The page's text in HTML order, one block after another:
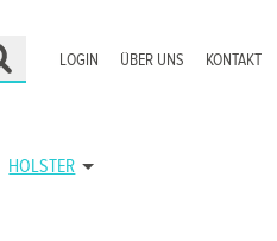
KONTAKT
ÜBER UNS
LOGIN
HOLSTER